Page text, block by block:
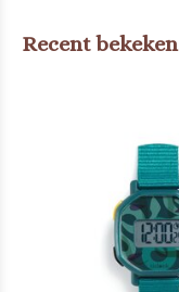
Recent bekeken